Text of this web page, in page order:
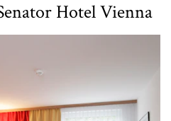
Hotel Vienna